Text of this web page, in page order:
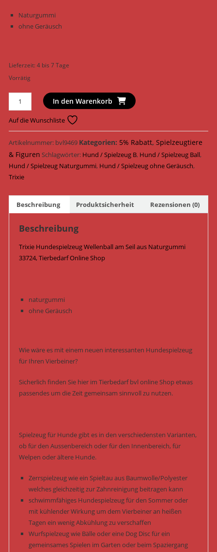
Naturgummi
ohne Geräusch
Lieferzeit:4 bis 7 Tage
Vorrätig
Trixie
Hundespielzeug
Wellenball
am
Seil
Naturgummi
ø
6
/
33724
In den Warenkorb
Auf die Wunschliste
Artikelnummer: bvl9469 Kategorien: 5% Rabatt, Spielzeugtiere
& Figuren Schlagwörter: Hund / Spielzeug B, Hund / Spielzeug Ball,
Hund / Spielzeug Naturgummi, Hund / Spielzeug ohne Geräusch,
Trixie
Beschreibung Produktsicherheit Rezensionen (0)
Beschreibung
Trixie Hundespielzeug Wellenball am Seil aus Naturgummi
33724, Tierbedarf Online Shop
naturgummi
ohne Geräusch
Wie wäre es mit einem neuen interessanten Hundespielzeug
für Ihren Vierbeiner?
Sicherlich finden Sie hier im Tierbedarf bvl online Shop etwas
passendes um die Zeit gemeinsam sinnvoll zu nutzen.
Spielzeug für Hunde gibt es in den verschiedensten Varianten,
ob für den Aussenbereich oder für den Innenbereich, für
Welpen oder ältere Hunde.
Zerrspielzeug wie ein Spieltau aus Baumwolle/Polyester
welches gleichzeitig zur Zahnreinigung beitragen kann
schwimmfähiges Hundespielzeug für den Sommer oder
mit kühlender Wirkung um dem Vierbeiner an heißen
Tagen ein wenig Abkühlung zu verschaffen
Wurfspielzeug wie Bälle oder eine Dog Disc für ein
gemeinsames Spielen im Garten oder beim Spaziergang